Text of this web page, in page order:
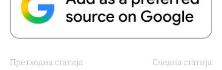
Претходна статија Следна статија